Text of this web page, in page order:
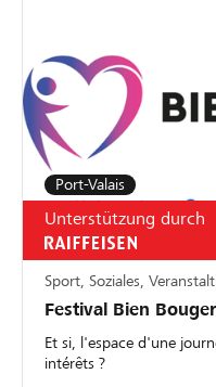
Port-Valais
Unterstützung durch
Sport, Soziales,
Festival Bien Bouger
Et si, l'espace d'une
intérêts ?